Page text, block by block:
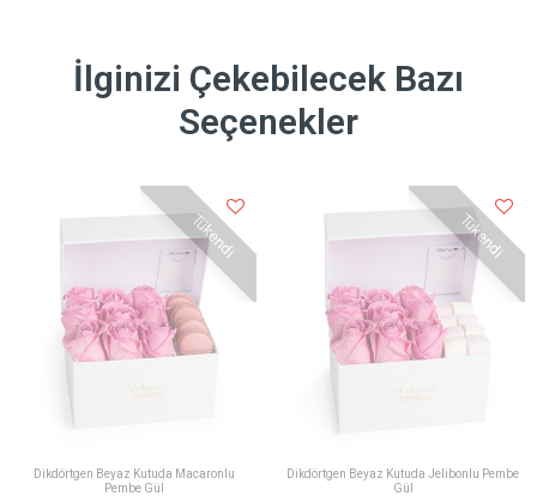
İlginizi Çekebilecek Bazı
Seçenekler
Tükendi
Dikdörtgen Beyaz Kutuda Macaronlu
Pembe Gül
Tükendi
Dikdörtgen Beyaz Kutuda Jelibonlu Pembe
Gül